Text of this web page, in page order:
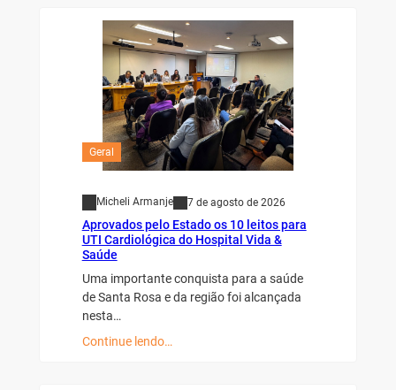
Geral
Micheli Armanje 7 de agosto de 2026
Aprovados pelo Estado os 10 leitos para
UTI Cardiológica do Hospital Vida &
Saúde
Uma importante conquista para a saúde
de Santa Rosa e da região foi alcançada
nesta…
Continue lendo…